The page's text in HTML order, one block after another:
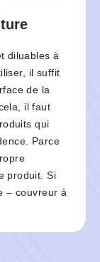
diluables à
il suffit
de la
il faut
qui
Parce
produit. Si
– couvreur à